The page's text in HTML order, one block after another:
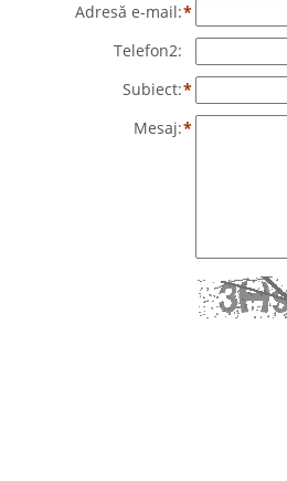
Adresă e-mail:*
Telefon2:
Subiect:*
Mesaj:*